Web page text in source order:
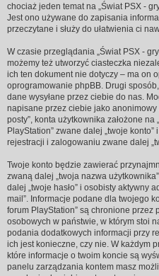
chociaż jeden temat na „Świat PSX -
Jest ono używane do zapisania
przeczytane i służy do ułatwienia ci
W czasie przeglądania „Świat PSX -
możemy też utworzyć ciasteczka
ich ten dokument nie dotyczy – ma on
oprogramowanie phpBB. Drugi
dane wysyłane przez ciebie do nas.
napisane przez ciebie jako
posty”, konta użytkownika założone
PlayStation” zwane dalej „twoje
rejestracji i zalogowaniu zwane dalej
Twoje konto będzie zawierać
zwaną dalej „twoja nazwa
dalej „twoje hasło” i osobisty aktywny
mail”. Informacje podane dla twojego
forum PlayStation” są chronione przez
osobowych w państwie, w którym stoi
podania dodatkowych informacji przy
ich jest konieczne, czy nie. W każdym
które informacje o twoim koncie są
panelu zarządzania kontem masz